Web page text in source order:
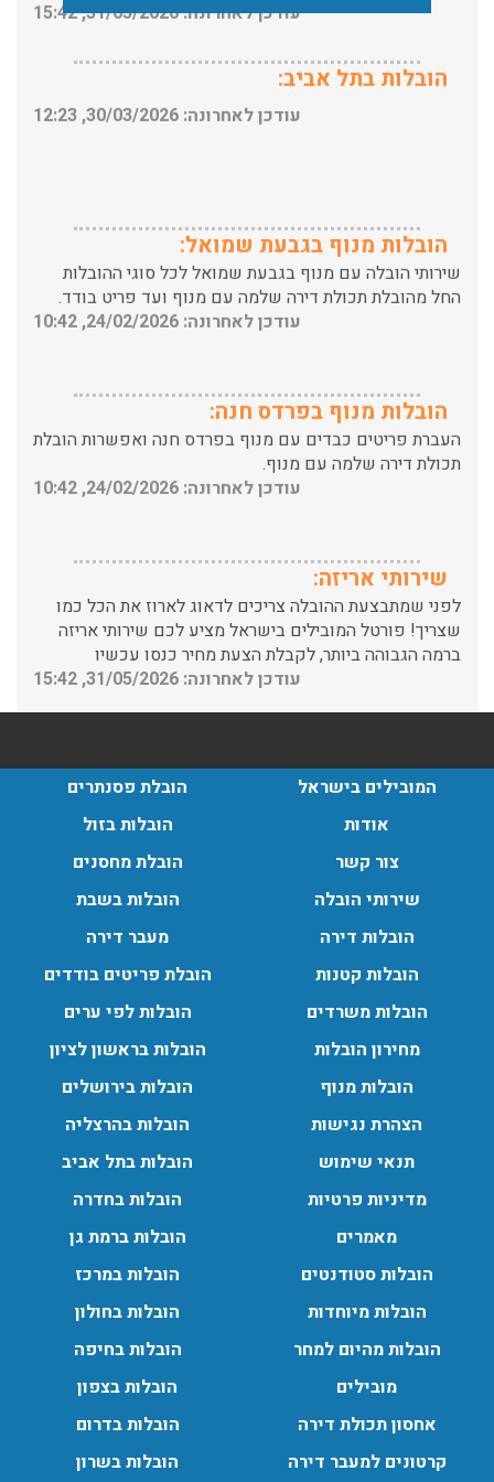
עודכן לאחרונה: 30/03/2026, 12:23
שירותי הובלה עם מנוף בגבעת שמואל לכל סוגי ההובלות
החל מהובלת תכולת דירה שלמה עם מנוף ועד פריט בודד.
עודכן לאחרונה: 24/02/2026, 10:42
העברת פריטים כבדים עם מנוף בפרדס חנה ואפשרות הובלת
תכולת דירה שלמה עם מנוף.
עודכן לאחרונה: 24/02/2026, 10:42
לפני שמתבצעת ההובלה צריכים לדאוג לארוז את הכל כמו
שצריך! פורטל המובילים בישראל מציע לכם שירותי אריזה
ברמה הגבוהה ביותר, לקבלת הצעת מחיר כנסו עכשיו
עודכן לאחרונה: 31/05/2026, 15:42
הובלות בתל אביב:
הובלות מנוף בגבעת שמואל:
שירותי הובלה עם מנוף בגבעת שמואל לכל סוגי ההובלות
החל מהובלת תכולת דירה שלמה עם מנוף ועד פריט בודד.
עודכן לאחרונה: 24/02/2026, 10:42
הובלות מנוף בפרדס חנה:
העברת פריטים כבדים עם מנוף בפרדס חנה ואפשרות הובלת
תכולת דירה שלמה עם מנוף.
עודכן לאחרונה: 24/02/2026, 10:42
המובילים בישראל
אודות
צור קשר
שירותי הובלה
הובלות דירה
הובלות קטנות
הובלות משרדים
מחירון הובלות
הובלות מנוף
הצהרת נגישות
תנאי שימוש
מדיניות פרטיות
מאמרים
הובלות סטודנטים
הובלות מיוחדות
הובלות מהיום למחר
מובילים
אחסון תכולת דירה
קרטונים למעבר דירה
הובלת פסנתרים
הובלות בזול
הובלת מחסנים
הובלות בשבת
מעבר דירה
הובלת פריטים בודדים
הובלות לפי ערים
הובלות בראשון לציון
הובלות בירושלים
הובלות בהרצליה
הובלות בתל אביב
הובלות בחדרה
הובלות ברמת גן
הובלות במרכז
הובלות בחולון
הובלות בחיפה
הובלות בצפון
הובלות בדרום
הובלות בשרון